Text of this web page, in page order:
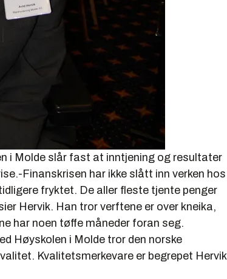
i Molde slår fast at inntjening og resultater
Finanskrisen har ikke slått inn verken hos
fryktet. De aller fleste tjente penger
Hervik. Han tror verftene er over kneika,
har noen tøffe måneder foran seg.
Høyskolen i Molde tror den norske
Kvalitetsmerkevare er begrepet Hervik